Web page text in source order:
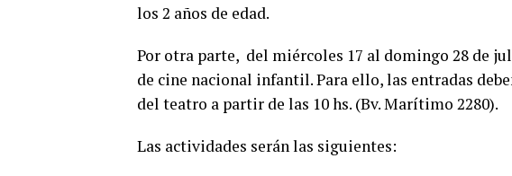
los 2 años de edad.
Por otra parte, del miércoles 17 al domingo 28 de
de cine nacional infantil. Para ello, las entradas
del teatro a partir de las 10 hs. (Bv. Marítimo 2280).
Las actividades serán las siguientes: